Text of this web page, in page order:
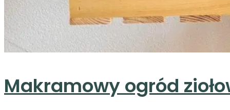
Makramowy ogród